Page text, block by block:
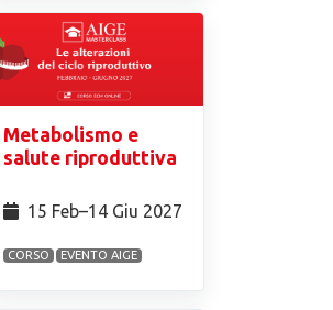
Metabolismo e
salute riproduttiva
15 Feb⁠–14 Giu 2027
CORSO EVENTO AIGE